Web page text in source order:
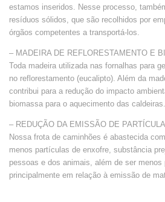
estamos inseridos. Nesse processo,
resíduos sólidos, que são recolhidos por
órgãos competentes a transportá-los.
– MADEIRA DE REFLORESTAMENTO E
Toda madeira utilizada nas fornalhas para
no reflorestamento (eucalipto). Além da
contribui para a redução do impacto
biomassa para o aquecimento das caldeiras.
– REDUÇÃO DA EMISSÃO DE
Nossa frota de caminhões é abastecida
menos partículas de enxofre, substância
pessoas e dos animais, além de ser menos
principalmente em relação à emissão de